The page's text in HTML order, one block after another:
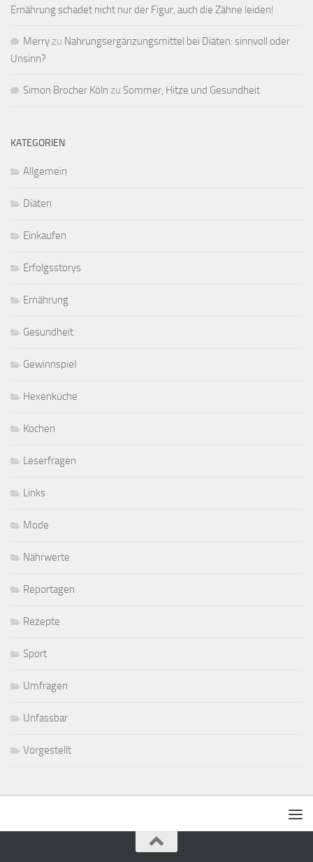
Ernährung schadet nicht nur der Figur, auch die Zähne leiden!
Merryzu Nahrungsergänzungsmittel bei Diäten: sinnvoll oder
Unsinn?
Simon Brocher Köln zu Sommer, Hitze und Gesundheit
KATEGORIEN
Allgemein
Diäten
Einkaufen
Erfolgsstorys
Ernährung
Gesundheit
Gewinnspiel
Hexenküche
Kochen
Leserfragen
Links
Mode
Nährwerte
Reportagen
Rezepte
Sport
Umfragen
Unfassbar
Vorgestellt